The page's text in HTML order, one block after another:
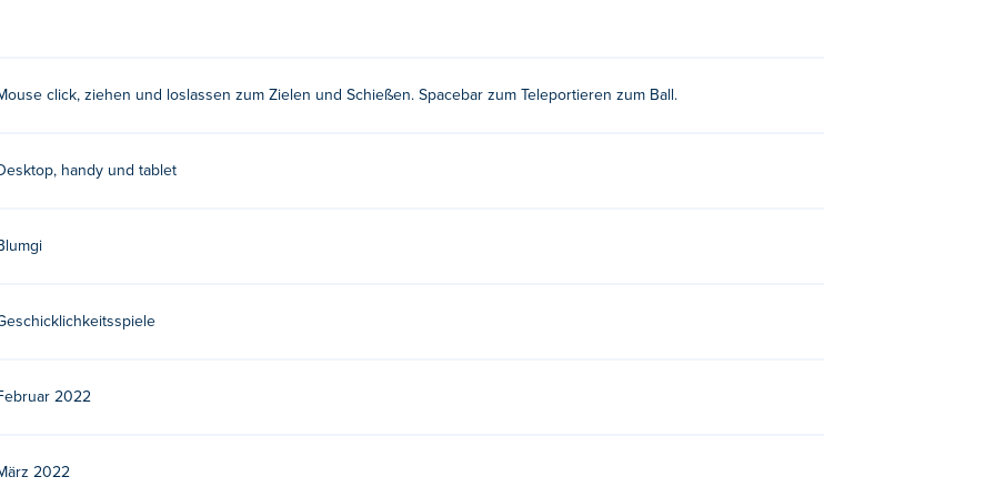
Du wirst es lieben, die lebhaften und kreativen Level voller Überraschungen in Blumgi Ball zu
click, ziehen und loslassen zum Zielen und Schießen. Spacebar zum Teleportieren zum Ball.
handy und tablet
2022
2022